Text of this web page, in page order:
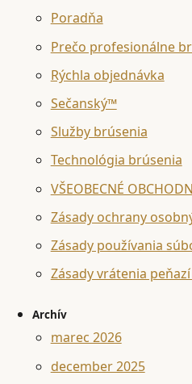
Poradňa
Prečo profesionálne
Rýchla objednávka
Sečanský™
Služby brúsenia
Technológia brúsenia
VŠEOBECNÉ
Zásady ochrany
Zásady používania
Zásady vrátenia
Archív
marec 2026
december 2025